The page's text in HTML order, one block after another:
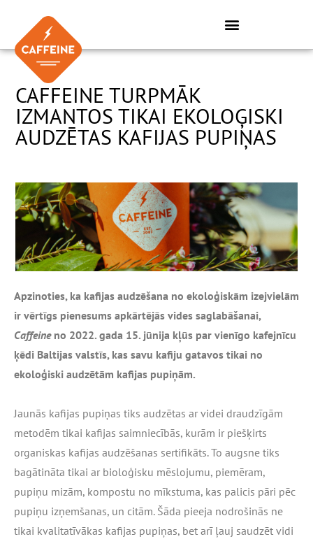
content
CAFFEINE TURPMĀK
IZMANTOS TIKAI EKOLOĢISKI
AUDZĒTAS KAFIJAS PUPIŅAS
Apzinoties, ka kafijas audzēšana no ekoloģiskām izejvielām
ir vērtīgs pienesums apkārtējās vides saglabāšanai,
Caffeineno 2022. gada 15. jūnija kļūs par vienīgo kafejnīcu
ķēdi Baltijas valstīs, kas savu kafiju gatavos tikai no
ekoloģiski audzētām kafijas pupiņām.
Jaunās kafijas pupiņas tiks audzētas ar videi draudzīgām
metodēm tikai kafijas saimniecībās, kurām ir piešķirts
organiskas kafijas audzēšanas sertifikāts. To augsne tiks
bagātināta tikai ar bioloģisku mēslojumu, piemēram,
pupiņu mizām, kompostu no mīkstuma, kas palicis pāri pēc
pupiņu izņemšanas, un citām. Šāda pieeja nodrošinās ne
tikai kvalitatīvākas kafijas pupiņas, bet arī ļauj saudzēt vidi